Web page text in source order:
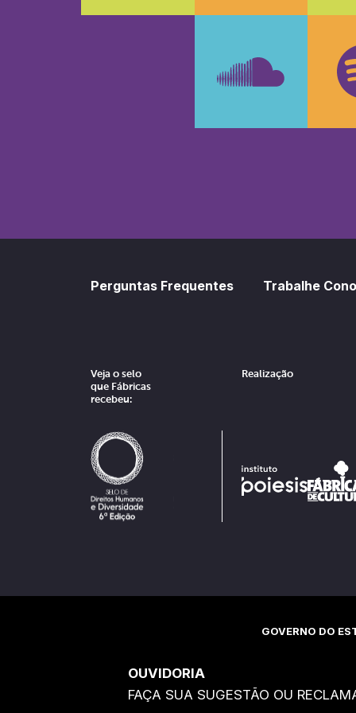
Perguntas Frequentes Trabalhe
Veja o selo
que Fábricas
recebeu:
Realização
GOVERNO DO
OUVIDORIA
FAÇA SUA SUGESTÃO OU